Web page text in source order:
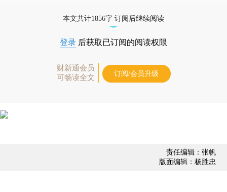
本文共计1856字 订阅后继续阅读
登录 后获取已订阅的阅读权限
财新通会员
可畅读全文
订阅/会员升级
责任编辑：张帆
版面编辑：杨胜忠